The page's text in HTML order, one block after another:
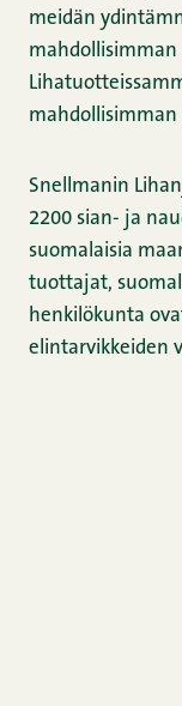
meidän
mahdollisimman
Snellmanin
2200 sian- ja
suomalaisia
tuottajat,
henkilökunta
elintarvikkeiden